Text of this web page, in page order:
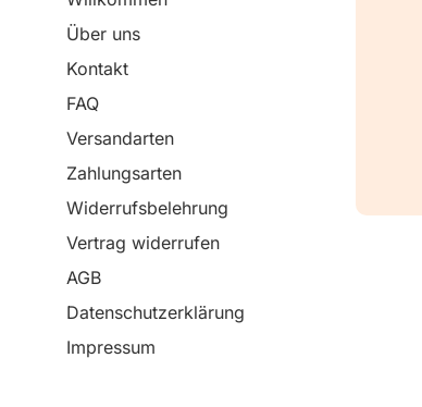
Über uns
Kontakt
FAQ
Versandarten
Zahlungsarten
Widerrufsbelehrung
Vertrag widerrufen
AGB
Datenschutzerklärung
Impressum